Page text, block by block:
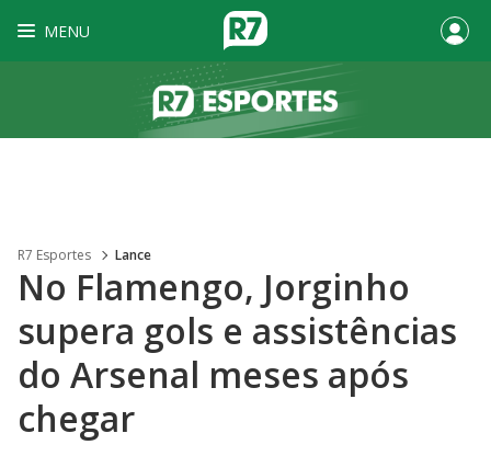
MENU
R7 Esportes Lance
No Flamengo, Jorginho
supera gols e assistências
do Arsenal meses após
chegar